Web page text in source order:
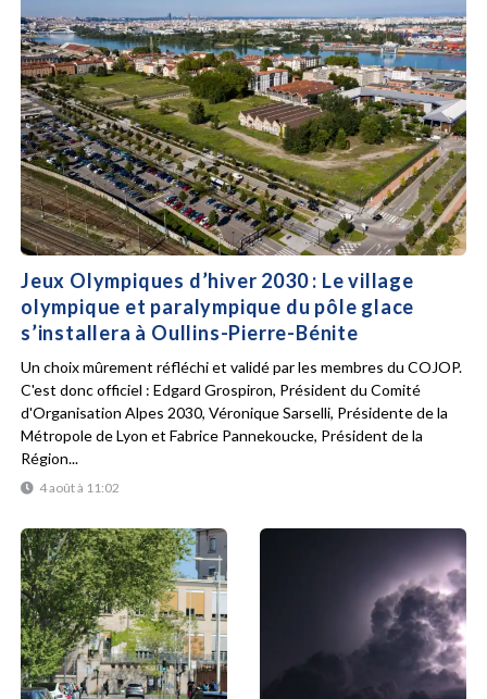
Jeux Olympiques d’hiver 2030 : Le village
olympique et paralympique du pôle glace
s’installera à Oullins-Pierre-Bénite
4 août à 11:02
Un choix mûrement réfléchi et validé par les membres du COJOP.
C'est donc officiel : Edgard Grospiron, Président du Comité
d'Organisation Alpes 2030, Véronique Sarselli, Présidente de la
Métropole de Lyon et Fabrice Pannekoucke, Président de la
Région...